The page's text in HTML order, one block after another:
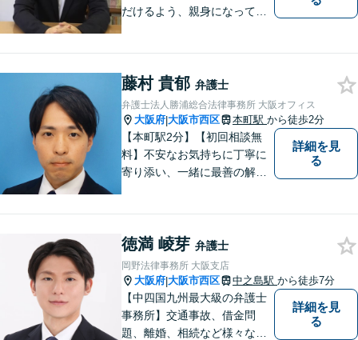
だけるよう、親身になってお
法律問題は時間の経過ととも
に事態が悪化することが多い
です。 お気軽にご相談くださ
い。
藤村 貴郁 弁護士
弁護士法人勝浦総合法律事務所 大阪オフィス
大阪府|大阪市西区 本町駅 から徒歩2分
【本町駅2分】【初回相談無
料】不安なお気持ちに丁寧に
寄り添い、一緒に最善の解決
けるよう、誠実にあなたをサ
ポートいたします。【電話相
談も対応可能】
詳細を見
る
徳満 崚芽 弁護士
岡野法律事務所 大阪支店
大阪府|大阪市西区 中之島駅 から徒歩7分
【中四国九州最大級の弁護士
事務所】交通事故、借金問
題、離婚、相続など様々な問
詳細を見
る